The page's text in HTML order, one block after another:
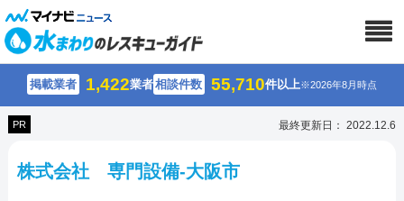
掲載業者 1,422業者相談件数 55,710件以上※2026年8月時点
PR 最終更新日： 2022.12.6
株式会社 専門設備-大阪市